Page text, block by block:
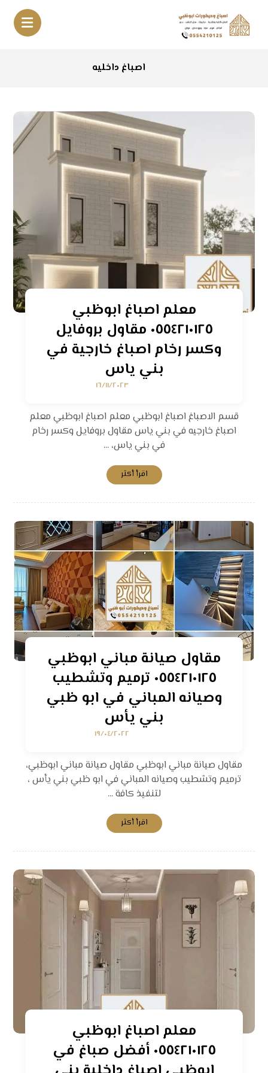
اصباغ داخليه
معلم اصباغ ابوظبي
٠٥٥٤٢١٠١٢٥ مقاول بروفايل
وكسر رخام اصباغ خارجية في
بني ياس
١٦/١١/٢٠٢٣
قسم الاصباغ اصباغ ابوظبي معلم اصباغ ابوظبي معلم
اصباغ خارجيه في بني ياس مقاول بروفايل وكسر رخام
في بني ياس، ...
اقرأ أكثر
مقاول صيانة مباني ابوظبي
٠٥٥٤٢١٠١٢٥ ترميم وتشطيب
وصيانه المباني في ابو ظبي
بني يأس
١٩/٠٤/٢٠٢٢
مقاول صيانة مباني ابوظبي مقاول صيانة مباني ابوظبي،
ترميم وتشطيب وصيانه المباني في ابو ظبي بني يأس ،
لتنفيذ كافة ...
اقرأ أكثر
معلم اصباغ ابوظبي
٠٥٥٤٢١٠١٢٥ أفضل صباغ في